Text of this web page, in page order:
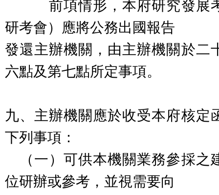
前項情形，本府研究發展考
研考會）應將公務出國報告
發還主辦機關，由主辦機關於二
六點及第七點所定事項。
九、主辦機關應於收受本府核定
下列事項：
（一）可供本機關業務參採之
位研辦或參考，並視需要向